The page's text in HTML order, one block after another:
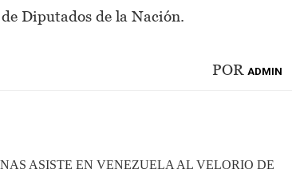
Diputados de la Nación.
POR ADMIN
ASISTE EN VENEZUELA AL VELORIO DE